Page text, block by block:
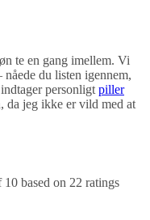
te en gang imellem. Vi
du listen igennem,
personligt piller
da jeg ikke er vild med at
10 based on 22 ratings